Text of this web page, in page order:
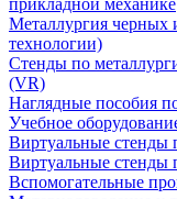
прикладной механике
Металлургия черных
технологии)
Cтенды по
(VR)
Наглядные пособия
Учебное
Виртуальные стенды
Виртуальные стенды
Вспомогательные